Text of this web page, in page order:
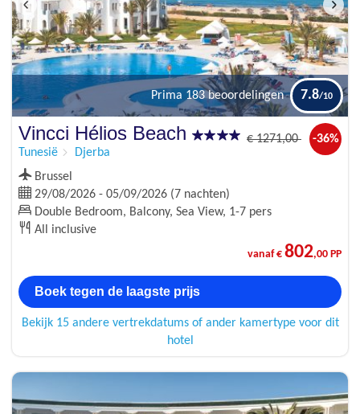
Prima 183 beoordelingen 7.8
Vincci Hélios Beach
Tunesië Djerba
€1271,00 -36%
Brussel
29/08/2026 - 05/09/2026 (7 nachten)
Double Bedroom, Balcony, Sea View, 1-7 pers
All inclusive
vanaf € 802,00 PP
Boek tegen de laagste prijs
Bekijk 15 andere vertrekdatums of ander kamertype voor dit
hotel